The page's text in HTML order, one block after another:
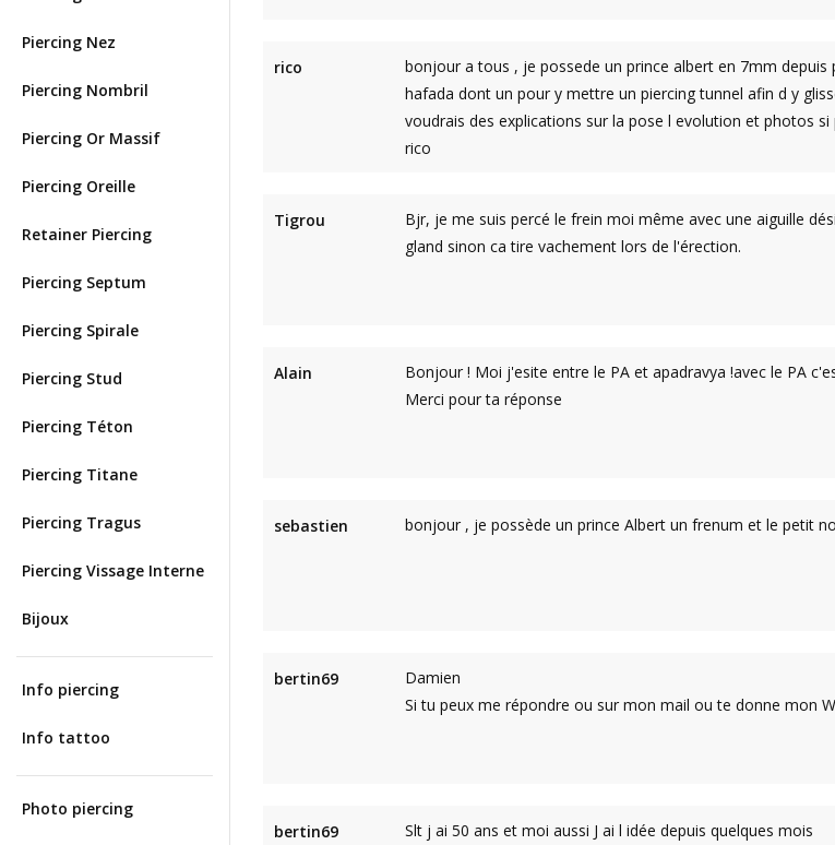
Piercing Nez
Piercing Nombril
Piercing Or Massif
Piercing Oreille
Retainer Piercing
Piercing Septum
Piercing Spirale
Piercing Stud
Piercing Téton
Piercing Titane
Piercing Tragus
Piercing Vissage Interne
Bijoux
Info piercing
Info tattoo
Photo piercing
rico
bonjour a tous , je possede un prince albert en 7mm
hafada dont un pour y mettre un piercing tunnel afin d y
voudrais des explications sur la pose l evolution et photos
rico
Tigrou
Bjr, je me suis percé le frein moi même avec une aiguille
gland sinon ca tire vachement lors de l'érection.
Alain
Bonjour ! Moi j'esite entre le PA et apadravya !avec le PA
Merci pour ta réponse
sebastien bonjour , je possède un prince Albert un frenum et le petit
bertin69
Damien
Si tu peux me répondre ou sur mon mail ou te donne mon
bertin69
Slt j ai 50 ans et moi aussi J ai l idée depuis quelques mois